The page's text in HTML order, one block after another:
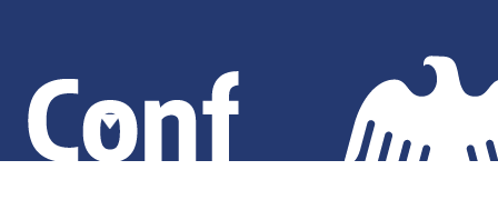
principale